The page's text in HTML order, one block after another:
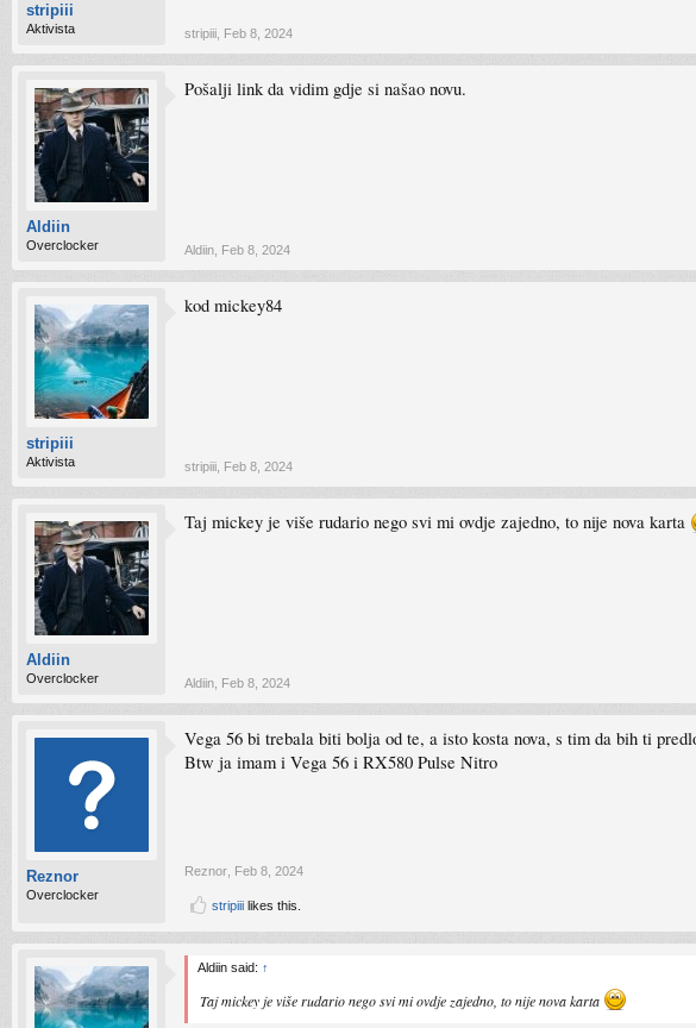
stripiii
Aktivista stripiii Feb 8, 2024
Aldiin
Overclocker
Pošalji link da vidim gdje si našao novu.
Aldiin Feb 8, 2024
stripiii
Aktivista
kod mickey84
stripiii Feb 8, 2024
Aldiin
Overclocker
Taj mickey je više rudario nego svi mi ovdje zajedno, to nije nova karta
Aldiin Feb 8, 2024
Reznor
Overclocker
Vega 56 bi trebala biti bolja od te, a isto kosta nova, s tim da bih ti
Btw ja imam i Vega 56 i RX580 Pulse Nitro
Reznor Feb 8, 2024
stripiii likes this.
Aldiin said: ↑
Taj mickey je više rudario nego svi mi ovdje zajedno, to nije nova karta